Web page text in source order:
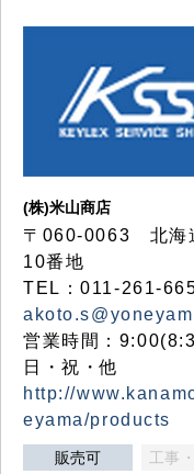
(株)米山商店
〒060-0063 北海
10番地
TEL：011-261-
営業時間：
日・祝・他
http://
eyama/products
販売可 工事